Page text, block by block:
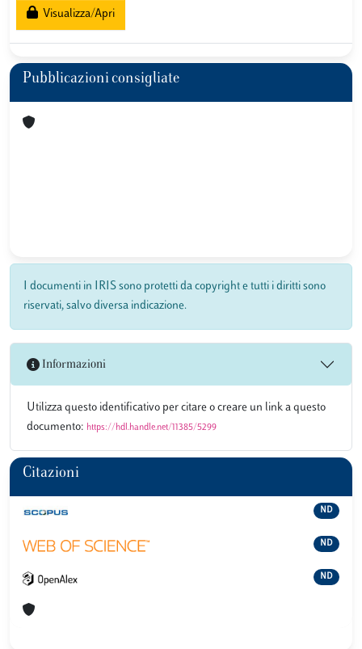
Visualizza/Apri
Pubblicazioni consigliate
I documenti in IRIS sono protetti da copyright e tutti i diritti sono
riservati, salvo diversa indicazione.
Informazioni
Utilizza questo identificativo per citare o creare un link a questo
documento: https://hdl.handle.net/11385/5299
Citazioni
ND
ND
ND